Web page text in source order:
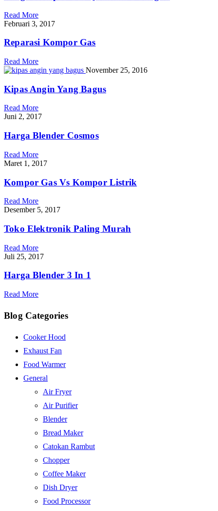
Read More
Februari 3, 2017
Reparasi Kompor Gas
Read More
November 25, 2016
Kipas Angin Yang Bagus
Read More
Juni 2, 2017
Harga Blender Cosmos
Read More
Maret 1, 2017
Kompor Gas Vs Kompor Listrik
Read More
Desember 5, 2017
Toko Elektronik Paling Murah
Read More
Juli 25, 2017
Harga Blender 3 In 1
Read More
Blog Categories
Cooker Hood
Exhaust Fan
Food Warmer
General
Air Fryer
Air Purifier
Blender
Bread Maker
Catokan Rambut
Chopper
Coffee Maker
Dish Dryer
Food Processor